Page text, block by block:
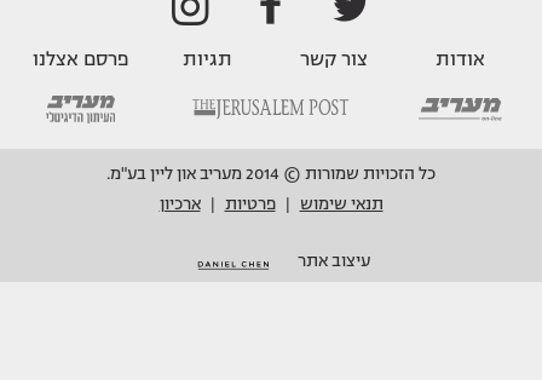
אודות צור קשר תגיות פרסם אצלנו
כל הזכויות שמורות © 2014 מעריב און ליין בע"מ.
תנאי שימוש
פרטיות ארכיון
עיצוב אתר